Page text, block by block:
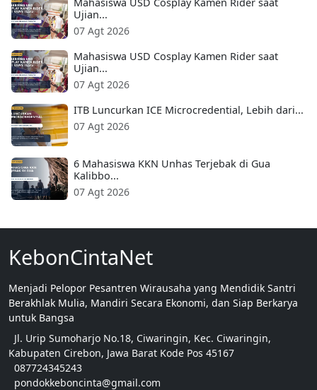
Ujian...
07 Agt 2026
Mahasiswa USD Cosplay Kamen Rider saat
Ujian...
07 Agt 2026
ITB Luncurkan ICE Microcredential, Lebih dari...
07 Agt 2026
6 Mahasiswa KKN Unhas Terjebak di Gua
Kalibbo...
07 Agt 2026
KebonCintaNet
Menjadi Pelopor Pesantren Wirausaha yang Mendidik Santri
Berakhlak Mulia, Mandiri Secara Ekonomi, dan Siap Berkarya
untuk Bangsa
Jl. Urip Sumoharjo No.18, Ciwaringin, Kec. Ciwaringin,
Kabupaten Cirebon, Jawa Barat Kode Pos 45167
087724345243
pondokkeboncinta@gmail.com